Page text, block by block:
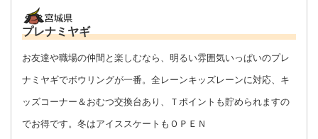
プレナミヤギ
お友達や職場の仲間と楽しむなら、明るい雰囲気いっぱいのプレ
ナミヤギでボウリングが一番。全レーンキッズレーンに対応、キ
ッズコーナー＆おむつ交換台あり、Ｔポイントも貯められますの
でお得です。冬はアイススケートもＯＰＥＮ